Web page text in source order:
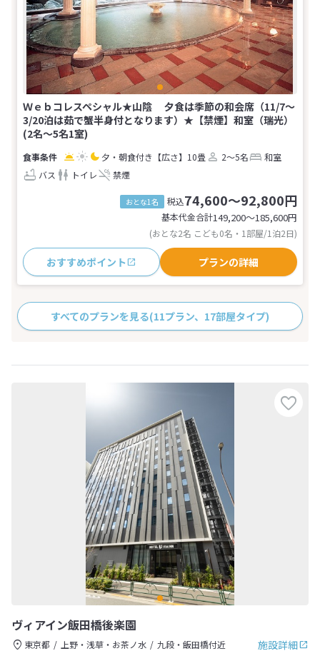
Ｗｅｂコレスペシャル★山陰 夕食は季節の和会席（11/7～
3/20泊は茹で蟹半身付となります）★【禁煙】和室（瑞光）
(2名～5名1室)
夕・朝食付き 【広さ】10畳 2～5名
和室
バス
トイレ 禁煙
おとな1名 税込74,600～92,800円
基本代金合計149,200〜185,600円
(おとな2名 こども0名・1部屋/1泊2日)
おすすめポイント プランの詳細
すべてのプランを見る(11プラン、17部屋タイプ)
ヴィアイン飯田橋後楽園
施設詳細
東京都 上野・浅草・お茶ノ水
九段・飯田橋付近